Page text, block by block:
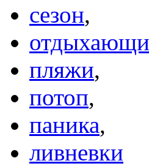
сезон,
пляжи,
потоп,
паника,
ливневки